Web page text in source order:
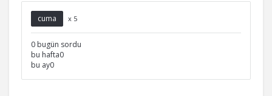
cuma x 5
0 bugün sordu
bu hafta0
bu ay0